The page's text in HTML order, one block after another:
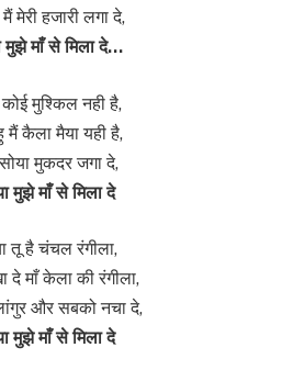
मेरी हजारी लगा दे,
मुझे माँ से मिला दे…
मुश्किल नही है,
मैं कैला मैया यही है,
मुकदर जगा दे,
मुझे माँ से मिला दे
तू है चंचल रंगीला,
दे माँ केला की रंगीला,
और सबको नचा दे,
मुझे माँ से मिला दे